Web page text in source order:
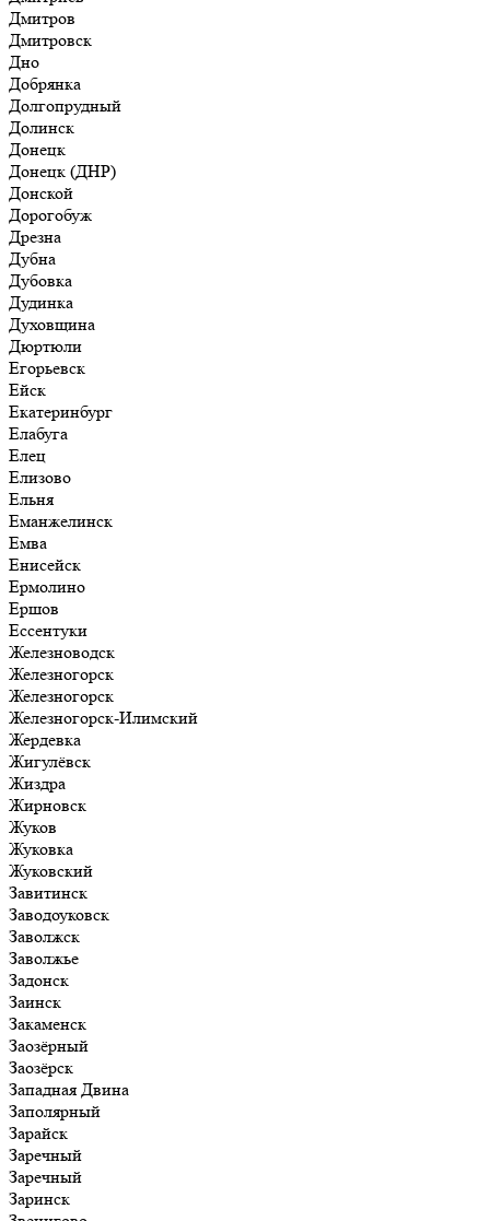
Дмитров
Дмитровск
Дно
Добрянка
Долгопрудный
Долинск
Донецк
Донецк (ДНР)
Донской
Дорогобуж
Дрезна
Дубна
Дубовка
Дудинка
Духовщина
Дюртюли
Егорьевск
Ейск
Екатеринбург
Елабуга
Елец
Елизово
Ельня
Еманжелинск
Емва
Енисейск
Ермолино
Ершов
Ессентуки
Железноводск
Железногорск
Железногорск
Железногорск-Илимский
Жердевка
Жигулёвск
Жиздра
Жирновск
Жуков
Жуковка
Жуковский
Завитинск
Заводоуковск
Заволжск
Заволжье
Задонск
Заинск
Закаменск
Заозёрный
Заозёрск
Западная Двина
Заполярный
Зарайск
Заречный
Заречный
Заринск